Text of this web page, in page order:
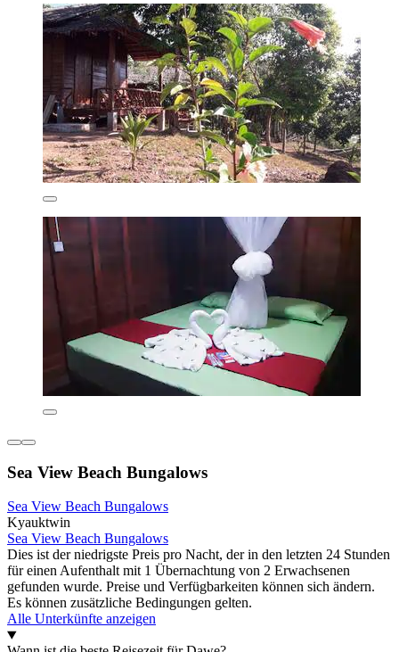
Sea View Beach Bungalows
Sea View Beach Bungalows
Kyauktwin
Sea View Beach Bungalows
Dies ist der niedrigste Preis pro Nacht, der in den letzten 24 Stunden
für einen Aufenthalt mit 1 Übernachtung von 2 Erwachsenen
gefunden wurde. Preise und Verfügbarkeiten können sich ändern.
Es können zusätzliche Bedingungen gelten.
Alle Unterkünfte anzeigen